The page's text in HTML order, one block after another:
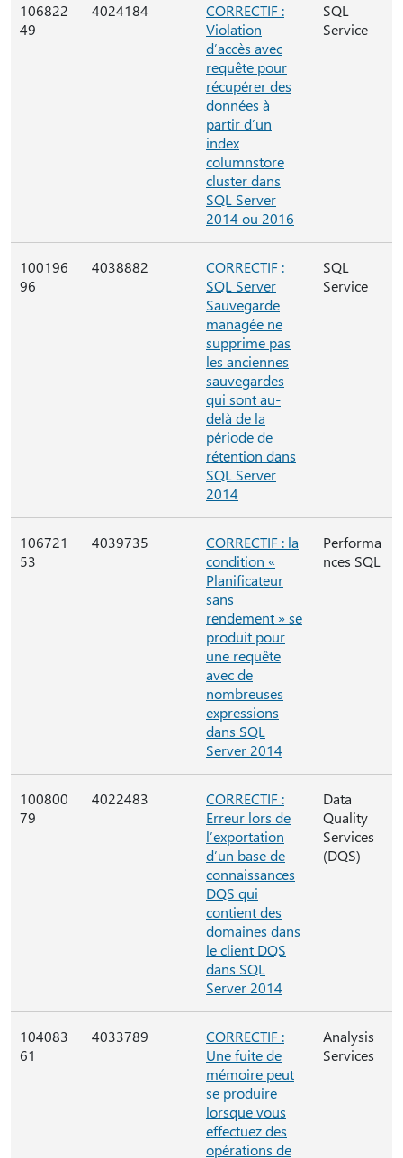
106822
49
4024184
CORRECTIF :
Violation
d’accès avec
requête pour
récupérer des
données à
partir d’un
index
columnstore
cluster dans
SQL Server
2014 ou 2016
SQL
Service
100196
96
4038882
CORRECTIF :
SQL Server
Sauvegarde
managée ne
supprime pas
les anciennes
sauvegardes
qui sont au-
delà de la
période de
rétention dans
SQL Server
2014
SQL
Service
106721
53
4039735
CORRECTIF : la
condition «
Planificateur
sans
rendement » se
produit pour
une requête
avec de
nombreuses
expressions
dans SQL
Server 2014
Performa
nces SQL
100800
79
4022483
CORRECTIF :
Erreur lors de
l’exportation
d’un base de
connaissances
DQS qui
contient des
domaines dans
le client DQS
dans SQL
Server 2014
Data
Quality
Services
(DQS)
104083
61
4033789
CORRECTIF :
Une fuite de
mémoire peut
se produire
lorsque vous
effectuez des
opérations de
Analysis
Services